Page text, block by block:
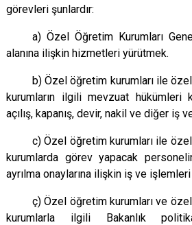
görevleri şunlardır:
a) Özel Öğretim Kurumları
alanına ilişkin hizmetleri yürütmek.
b) Özel öğretim kurumları ile
kurumların ilgili mevzuat hükümleri
açılış, kapanış, devir, nakil ve diğer iş
c) Özel öğretim kurumları ile
kurumlarda görev yapacak
ayrılma onaylarına ilişkin iş ve
ç) Özel öğretim kurumları ve
kurumlarla ilgili Bakanlık